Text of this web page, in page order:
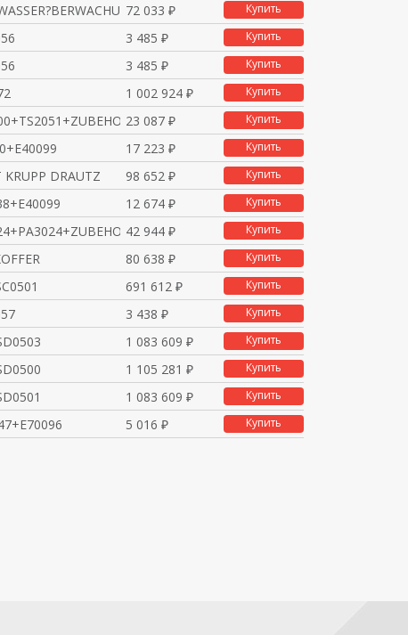
72 033 ₽ Купить
3 485 ₽ Купить
3 485 ₽ Купить
1 002 924 ₽ Купить
23 087 ₽ Купить
17 223 ₽ Купить
KRUPP DRAUTZ 98 652 ₽ Купить
12 674 ₽ Купить
42 944 ₽ Купить
80 638 ₽ Купить
691 612 ₽ Купить
3 438 ₽ Купить
1 083 609 ₽ Купить
1 105 281 ₽ Купить
1 083 609 ₽ Купить
5 016 ₽ Купить